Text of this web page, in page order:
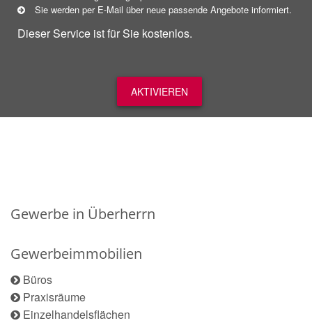
Sie werden per E-Mail über neue passende Angebote informiert.
Dieser Service ist für Sie kostenlos.
AKTIVIEREN
Gewerbe in Überherrn
Gewerbeimmobilien
Büros
Praxisräume
Einzelhandelsflächen